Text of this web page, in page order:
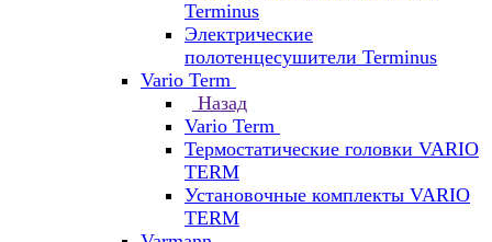
Terminus
Электрические
полотенцесушители Terminus
Vario Term
Назад
Vario Term
Термостатические головки VARIO
TERM
Установочные комплекты VARIO
TERM